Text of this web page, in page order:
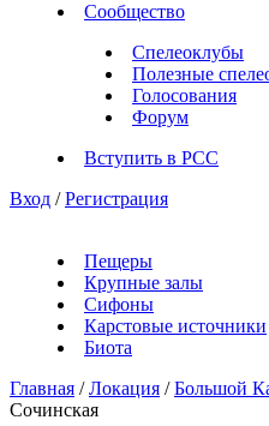
Сообщество
Спелеоклубы
Полезные
Голосования
Форум
Вступить в РСС
Вход / Регистрация
Пещеры
Крупные залы
Сифоны
Карстовые источники
Биота
Главная / Локация / Большой
Сочинская